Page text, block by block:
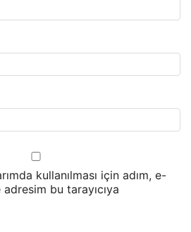
kullanılması için adım, e-
bu tarayıcıya